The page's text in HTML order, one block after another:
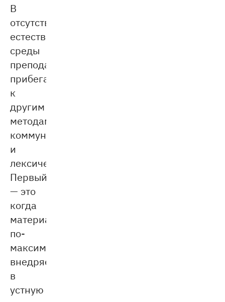
В
отсутствии
естественной
среды
преподаватели
прибегают
к
другим
методам:
коммуникативному
и
лексическому.
Первый
— это
когда
материал
по-
максимуму
внедряется
в
устную